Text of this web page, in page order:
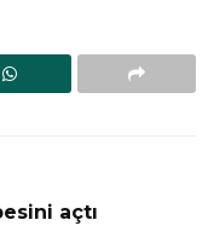
açtı